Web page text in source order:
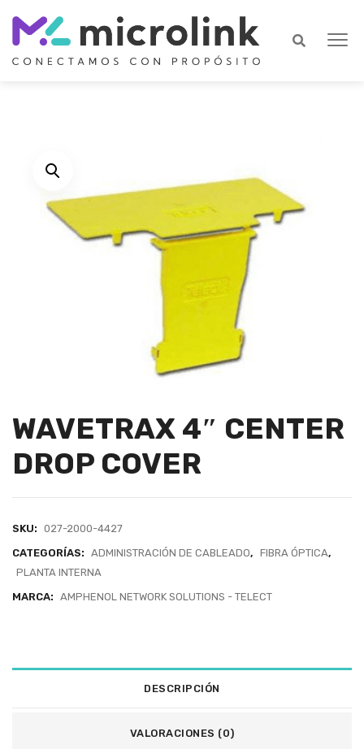
WAVETRAX 4″ CENTER
DROP COVER
SKU: 027-2000-4427
CATEGORÍAS: ADMINISTRACIÓN DE CABLEADO, FIBRA ÓPTICA,
PLANTA INTERNA
MARCA: AMPHENOL NETWORK SOLUTIONS - TELECT
DESCRIPCIÓN
VALORACIONES (0)